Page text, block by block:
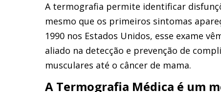
A termografia permite identificar
mesmo que os primeiros sintomas
1990 nos Estados Unidos, esse exame
aliado na detecção e prevenção de
musculares até o câncer de mama.
A Termografia Médica é um